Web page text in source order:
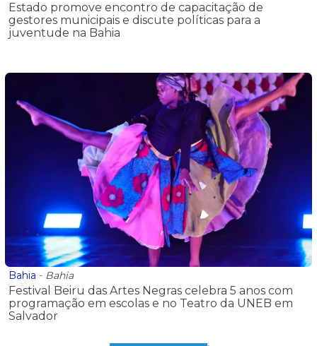
Estado promove encontro de capacitação de
gestores municipais e discute políticas para a
juventude na Bahia
Bahia - Bahia
Festival Beiru das Artes Negras celebra 5 anos com
programação em escolas e no Teatro da UNEB em
Salvador